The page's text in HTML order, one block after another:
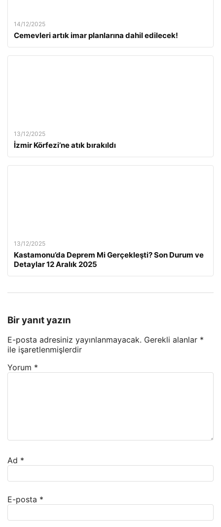
14/12/2025
Cemevleri artık imar planlarına dahil edilecek!
13/12/2025
İzmir Körfezi’ne atık bırakıldı
13/12/2025
Kastamonu’da Deprem Mi Gerçekleşti? Son Durum ve
Detaylar 12 Aralık 2025
Bir yanıt yazın
E-posta adresiniz yayınlanmayacak. Gerekli alanlar *
ile işaretlenmişlerdir
Yorum *
Ad *
E-posta *